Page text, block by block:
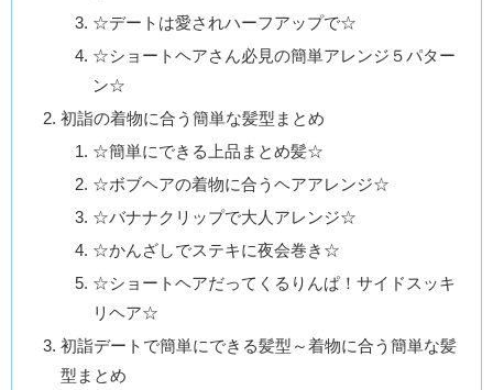
☆デートは愛されハーフアップで☆
☆ショートヘアさん必見の簡単アレンジ５パター
ン☆
初詣の着物に合う簡単な髪型まとめ
☆簡単にできる上品まとめ髪☆
☆ボブヘアの着物に合うヘアアレンジ☆
☆バナナクリップで大人アレンジ☆
☆かんざしでステキに夜会巻き☆
☆ショートヘアだってくるりんぱ！サイドスッキ
リヘア☆
初詣デートで簡単にできる髪型～着物に合う簡単な髪
型まとめ